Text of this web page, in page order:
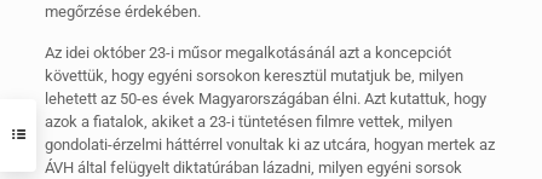
megőrzése érdekében.
Az idei október 23-i műsor megalkotásánál azt a koncepciót
követtük, hogy egyéni sorsokon keresztül mutatjuk be, milyen
lehetett az 50-es évek Magyarországában élni. Azt kutattuk, hogy
azok a fiatalok, akiket a 23-i tüntetésen filmre vettek, milyen
gondolati-érzelmi háttérrel vonultak ki az utcára, hogyan mertek az
ÁVH által felügyelt diktatúrában lázadni, milyen egyéni sorsok